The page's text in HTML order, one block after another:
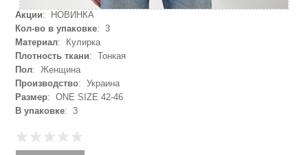
Акции: НОВИНКА
Кол-во в упаковке: 3
Материал: Кулирка
Плотность ткани: Тонкая
Пол: Женщина
Производство: Украина
Размер: ONE SIZE 42-46
В упаковке: 3